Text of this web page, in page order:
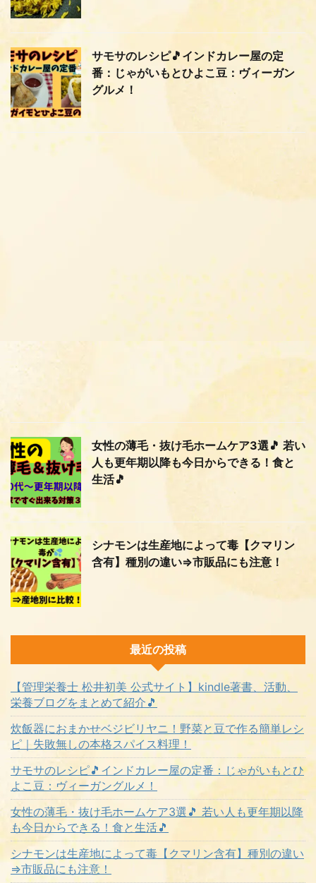
サモサのレシピ🎵インドカレー屋の定
番：じゃがいもとひよこ豆：ヴィーガン
グルメ！
女性の薄毛・抜け毛ホームケア3選🎵 若い
人も更年期以降も今日からできる！食と
生活🎵
シナモンは生産地によって毒【クマリン
含有】種別の違い⇒市販品にも注意！
最近の投稿
【管理栄養士 松井初美 公式サイト】kindle著書、活動、
栄養ブログをまとめて紹介🎵
炊飯器におまかせベジビリヤニ！野菜と豆で作る簡単レシ
ピ｜失敗無しの本格スパイス料理！
サモサのレシピ🎵インドカレー屋の定番：じゃがいもとひ
よこ豆：ヴィーガングルメ！
女性の薄毛・抜け毛ホームケア3選🎵 若い人も更年期以降
も今日からできる！食と生活🎵
シナモンは生産地によって毒【クマリン含有】種別の違い
⇒市販品にも注意！